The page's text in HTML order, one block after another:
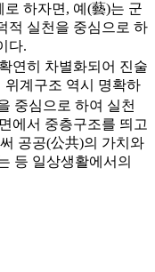
하자면, 예(藝)는 군
적 실천을 중심으로 하
다.
연히 차별화되어 진술
위계구조 역시 명확하
중심으로 하여 실천
에서 중층구조를 띄고
공공(公共)의 가치와
등 일상생활에서의